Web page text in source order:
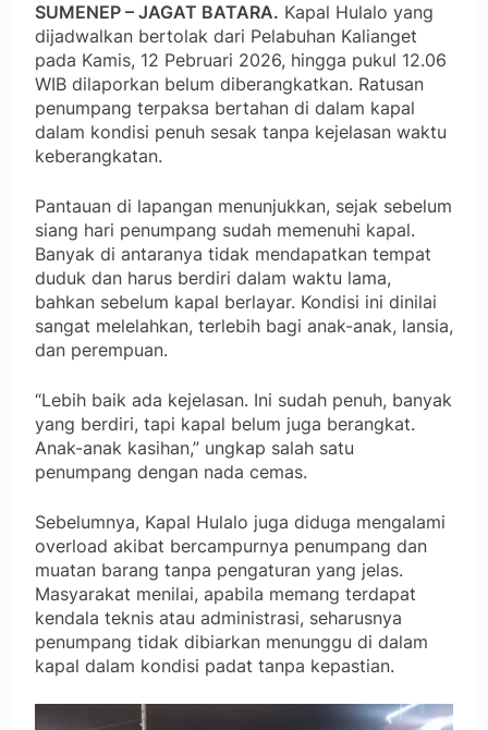
SUMENEP – JAGAT BATARA. Kapal Hulalo yang
dijadwalkan bertolak dari Pelabuhan Kalianget
pada Kamis, 12 Pebruari 2026, hingga pukul 12.06
WIB dilaporkan belum diberangkatkan. Ratusan
penumpang terpaksa bertahan di dalam kapal
dalam kondisi penuh sesak tanpa kejelasan waktu
keberangkatan.
Pantauan di lapangan menunjukkan, sejak sebelum
siang hari penumpang sudah memenuhi kapal.
Banyak di antaranya tidak mendapatkan tempat
duduk dan harus berdiri dalam waktu lama,
bahkan sebelum kapal berlayar. Kondisi ini dinilai
sangat melelahkan, terlebih bagi anak-anak, lansia,
dan perempuan.
“Lebih baik ada kejelasan. Ini sudah penuh, banyak
yang berdiri, tapi kapal belum juga berangkat.
Anak-anak kasihan,” ungkap salah satu
penumpang dengan nada cemas.
Sebelumnya, Kapal Hulalo juga diduga mengalami
overload akibat bercampurnya penumpang dan
muatan barang tanpa pengaturan yang jelas.
Masyarakat menilai, apabila memang terdapat
kendala teknis atau administrasi, seharusnya
penumpang tidak dibiarkan menunggu di dalam
kapal dalam kondisi padat tanpa kepastian.